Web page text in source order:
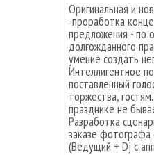
Оригинальная и
-проработка
предложения - по
долгожданного
умение создать
Интеллигентное
поставленный
торжества,
празднике не
Разработка
заказе фотографа
(Ведущий + Dj c